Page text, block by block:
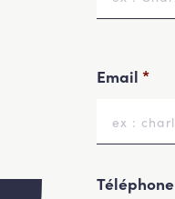
Email *
Téléphone